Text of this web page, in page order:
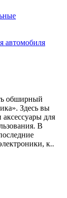
автомобиля
обширный
Здесь вы
аксессуары для
В
к..